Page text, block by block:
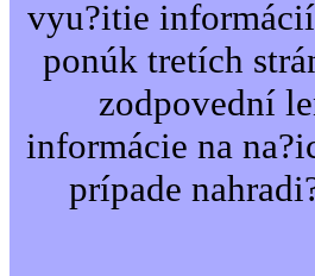
vyu?itie
ponúk tretích
zodpovední
informácie na
prípade